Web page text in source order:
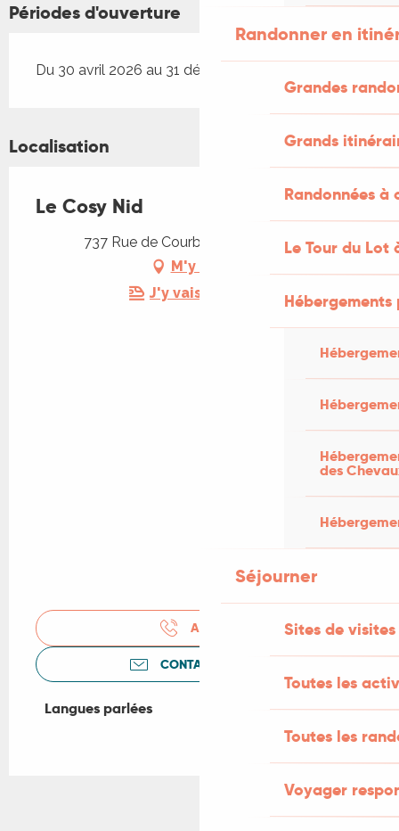
Randonner en
Grandes
Grands
Randonnées
Le Tour du Lot
des
Séjourner
Sites de visites
Toutes les
Toutes les
Voyager
Périodes d'ouverture
Du 30 avril 2026 au 31 décembre 2026
Localisation
Le Cosy Nid
737 Rue de Courbou, 46120 Leyme
M'y rendre
J'y vais en train !
APPELER
CONTACTEZ-NOUS
Langues parlées
Langues parlées